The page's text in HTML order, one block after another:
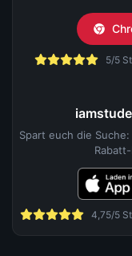
5/5
Spart euch die
4,75/5